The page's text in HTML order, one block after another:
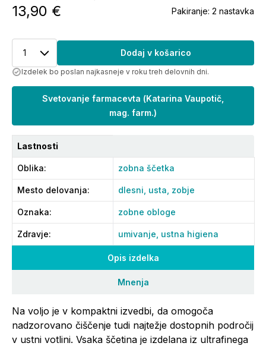
Opis izdelka
Mnenja
Na voljo je v kompaktni izvedbi, da omogoča
nadzorovano čiščenje tudi najtežje dostopnih področij
v ustni votlini. Vsaka ščetina je izdelana iz ultrafinega
13,90 € Pakiranje: 2 nastavka
1 Dodaj v košarico
Izdelek bo poslan najkasneje v roku treh delovnih dni.
Svetovanje farmacevta (Katarina Vaupotič,
mag. farm.)
Lastnosti
Oblika: zobna ščetka
Mesto delovanja: dlesni, usta, zobje
Oznaka: zobne obloge
Zdravje: umivanje, ustna higiena